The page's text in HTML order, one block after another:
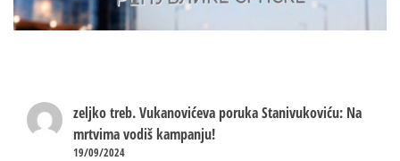
zeljko treb.Vukanovićeva poruka Stanivukoviću: Na
mrtvima vodiš kampanju!
19/09/2024